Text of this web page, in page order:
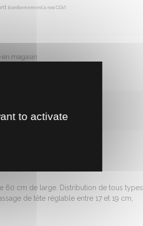
(conformément à nos CGV)
en magasin
60 cm de large. Distribution de tous types
de tête réglable entre 17 et 19 cm,
to activate